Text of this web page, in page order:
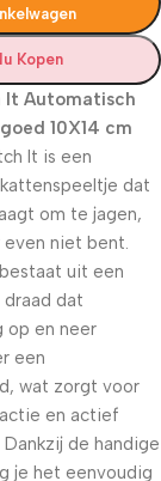
Kopen
It Automatisch
10X14 cm
It is een
dat
om te jagen,
even niet bent.
uit een
draad dat
op en neer
een
wat zorgt voor
en actief
de handige
je het eenvoudig